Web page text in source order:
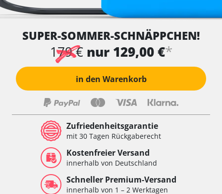
SUPER-SOMMER-SCHNÄPPCHEN!
179 € nur 129,00 €*
in den Warenkorb
Zufriedenheitsgarantie
mit 30 Tagen Rückgaberecht
Kostenfreier Versand
innerhalb von Deutschland
Schneller Premium-Versand
innerhalb von 1 – 2 Werktagen